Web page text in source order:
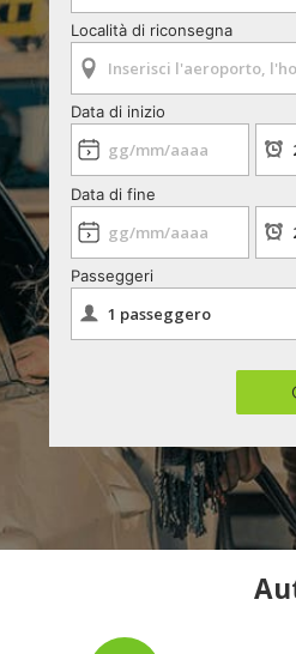
Località di riconsegna
Data di inizio
Data di fine
Passeggeri